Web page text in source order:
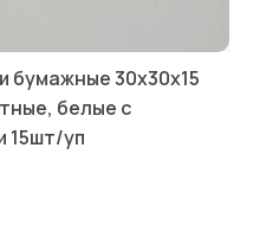
бумажные 30х30х15
белые с
15шт/уп